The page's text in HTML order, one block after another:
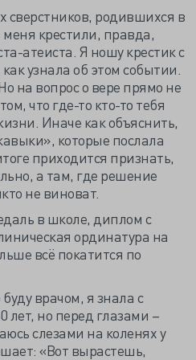
сверстников, родившихся в
меня крестили, правда,
атеиста. Я ношу крестик с
узнала об этом событии.
на вопрос о вере прямо не
что где-то кто-то тебя
Иначе как объяснить,
которые послала
приходится признать,
а там, где решение
не виноват.
в школе, диплом с
ординатура на
всё покатится по
врачом, я знала с
лет, но перед глазами –
слезами на коленях у
«Вот вырастешь,